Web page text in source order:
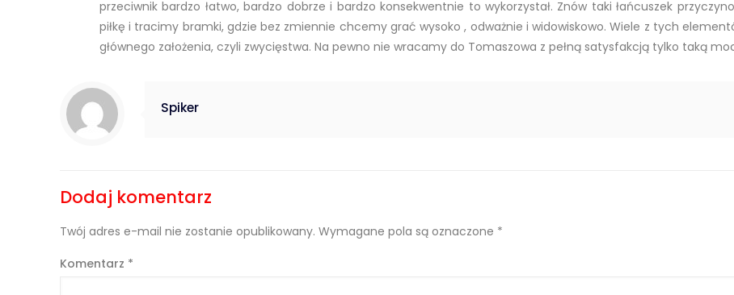
przeciwnik bardzo łatwo, bardzo dobrze i bardzo konsekwentnie to wykorzystał. Znów taki łańcuszek
piłkę i tracimy bramki, gdzie bez zmiennie chcemy grać wysoko , odważnie i widowiskowo. Wiele z tych
głównego założenia, czyli zwycięstwa. Na pewno nie wracamy do Tomaszowa z pełną satysfakcją tylko taką
Spiker
Dodaj komentarz
Twój adres e-mail nie zostanie opublikowany. Wymagane pola są oznaczone *
Komentarz *